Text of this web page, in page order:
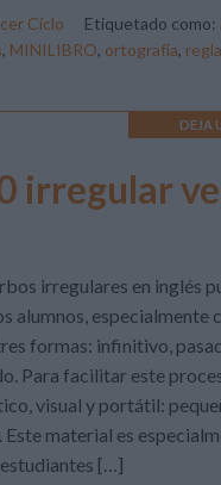
Ciclo Etiquetado como:
, MINILIBRO, ortografía,
DEJA
irregular
irregulares en inglés
alumnos, especialmente
formas: infinitivo,
Para facilitar este
visual y portátil:
material es
[…]